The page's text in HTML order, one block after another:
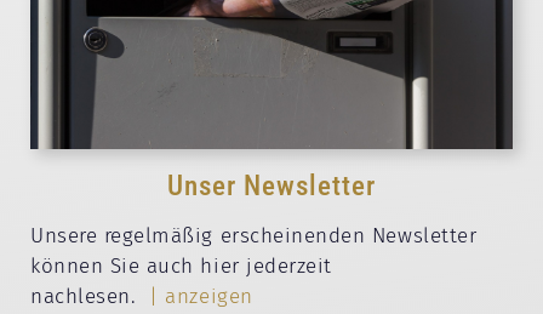
Unser Newsletter
Unsere regelmäßig erscheinenden Newsletter
können Sie auch hier jederzeit
nachlesen.
| anzeigen